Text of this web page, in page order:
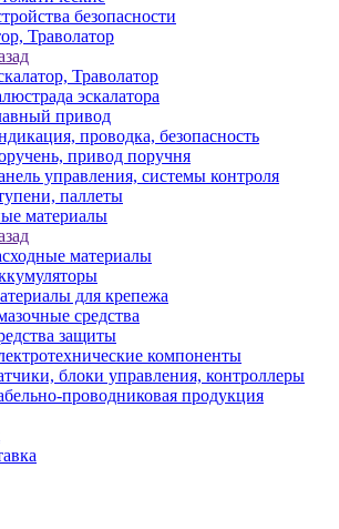
безопасности
Траволатор
Траволатор
эскалатора
привод
проводка, безопасность
привод поручня
управления, системы контроля
паллеты
материалы
материалы
для крепежа
средства
защиты
компоненты
блоки управления, контроллеры
проводниковая продукция